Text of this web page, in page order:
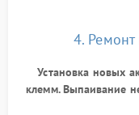
4.
Установка новых
клемм. Выпаивание
цепи